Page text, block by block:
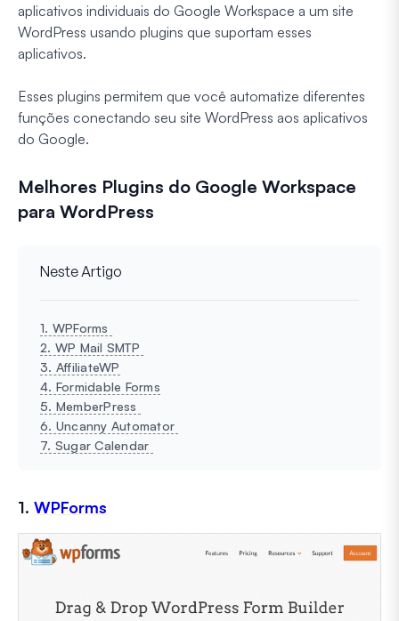
aplicativos individuais do Google Workspace a um site
WordPress usando plugins que suportam esses
aplicativos.
Esses plugins permitem que você automatize diferentes
funções conectando seu site WordPress aos aplicativos
do Google.
Melhores Plugins do Google Workspace
para WordPress
Neste Artigo
1. WPForms
2. WP Mail SMTP
3. AffiliateWP
4. Formidable Forms
5. MemberPress
6. Uncanny Automator
7. Sugar Calendar
1. WPForms